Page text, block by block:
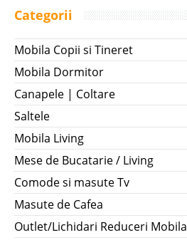
Categorii
Mobila Copii si Tineret
Mobila Dormitor
Canapele | Coltare
Saltele
Mobila Living
Mese de Bucatarie / Living
Comode si masute Tv
Masute de Cafea
Outlet/Lichidari Reduceri Mobila